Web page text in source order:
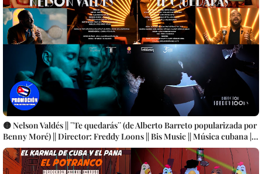
🟡 Nelson Valdés || ¨Te quedarás¨ (de Alberto Barreto popularizada por
Benny Moré) || Director: Freddy Loons || Bis Music || Música cubana ||
Videoclip || CUBA